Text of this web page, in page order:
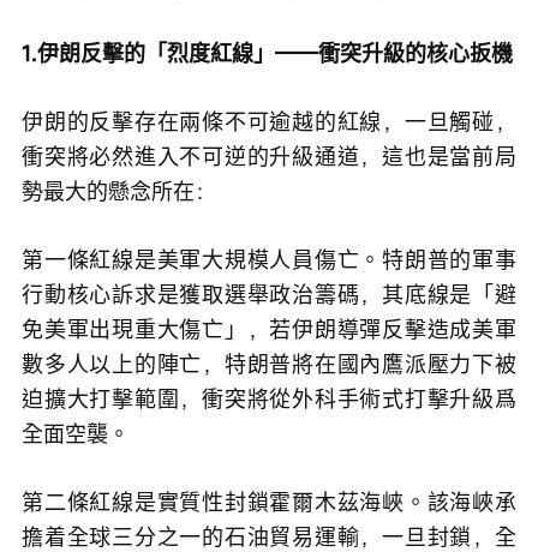
1.伊朗反擊的「烈度紅線」——衝突升級的核心扳機
伊朗的反擊存在兩條不可逾越的紅線，一旦觸碰，
衝突將必然進入不可逆的升級通道，這也是當前局
勢最大的懸念所在：
第一條紅線是美軍大規模人員傷亡。特朗普的軍事
行動核心訴求是獲取選舉政治籌碼，其底線是「避
免美軍出現重大傷亡」，若伊朗導彈反擊造成美軍
數多人以上的陣亡，特朗普將在國內鷹派壓力下被
迫擴大打擊範圍，衝突將從外科手術式打擊升級爲
全面空襲。
第二條紅線是實質性封鎖霍爾木茲海峽。該海峽承
擔着全球三分之一的石油貿易運輸，一旦封鎖，全